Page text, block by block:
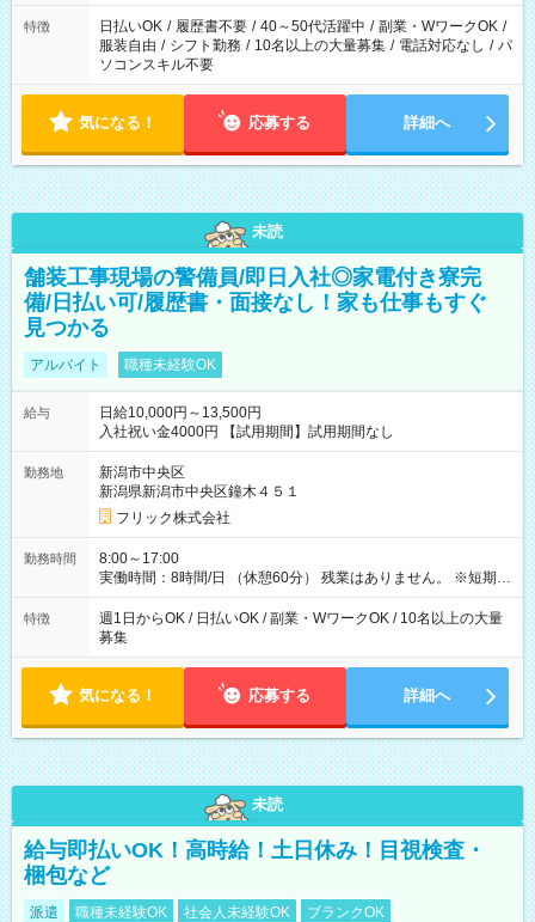
特徴 日払いOK / 履歴書不要 / 40～50代活躍中 / 副業・WワークOK /
服装自由 / シフト勤務 / 10名以上の大量募集 / 電話対応なし / パ
ソコンスキル不要
気になる！ 応募する 詳細へ
未読
舗装工事現場の警備員/即日入社◎家電付き寮完
備/日払い可/履歴書・面接なし！家も仕事もすぐ
見つかる
アルバイト 職種未経験OK
給与
日給10,000円～13,500円
入社祝い金4000円 【試用期間】試用期間なし
勤務地
新潟市中央区
新潟県新潟市中央区鐘木４５１
フリック株式会社
勤務時間
8:00～17:00
実働時間：8時間/日 （休憩60分） 残業はありません。 ※短期の
募集は行っておりません。予めご了承くださいませ。
特徴
週1日からOK / 日払いOK / 副業・WワークOK / 10名以上の大量
募集
気になる！ 応募する 詳細へ
未読
給与即払いOK！高時給！土日休み！目視検査・
梱包など
派遣 職種未経験OK 社会人未経験OK
ブランクOK